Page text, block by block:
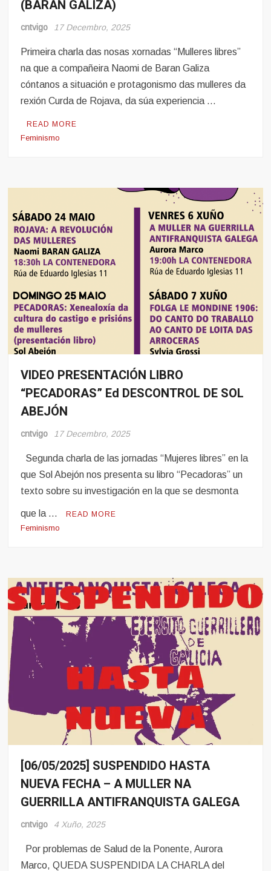
(BARAN GALIZA)
cntvigo 17 Decembro, 2025
Primeira charla das nosas xornadas “Mulleres libres”
na que a compañeira Naomi de Baran Galiza
cóntanos a situación e protagonismo das mulleres da
rexión Curda de Rojava, da súa experiencia …
READ MORE
Feminismo
Noticias
VIDEO PRESENTACIÓN LIBRO
“PECADORAS” Ed DESCONTROL DE SOL
ABEJÓN
cntvigo 17 Decembro, 2025
Segunda charla de las jornadas “Mujeres libres” en la
que Sol Abejón nos presenta su libro “Pecadoras” un
texto sobre su investigación en la que se desmonta
que la … READ MORE
Feminismo
Eventos
Noticias
[06/05/2025] SUSPENDIDO HASTA
NUEVA FECHA – A MULLER NA
GUERRILLA ANTIFRANQUISTA GALEGA
cntvigo 4 Xuño, 2025
Por problemas de Salud de la Ponente, Aurora
Marco, QUEDA SUSPENDIDA LA CHARLA del